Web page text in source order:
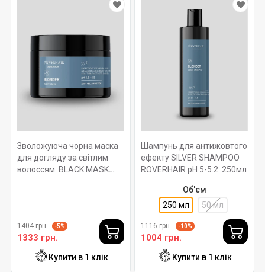
Зволожуюча чорна маска
для догляду за світлим
волоссям. BLACK MASK
1404 грн. -5%
1333 грн.
Купити в 1 клік
Шампунь для антижовтого
ефекту SILVER SHAMPOO
ROVERHAIR pH 5-5.2. 250мл
Об'єм
250 мл
50 мл
1116 грн. -10%
1004 грн.
Купити в 1 клік